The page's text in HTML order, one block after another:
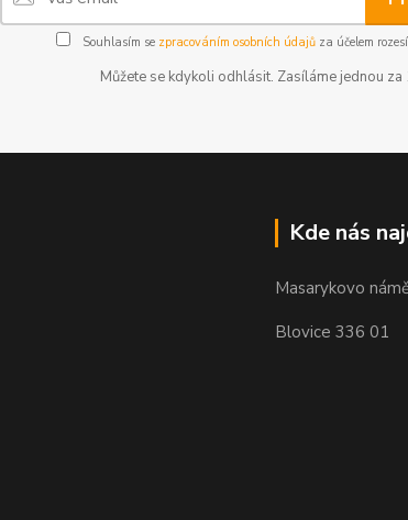
Souhlasím se zpracováním osobních údajůza účelem
Můžete se kdykoli odhlásit. Zasíláme jednou za
Kde nás
Masarykovo
Blovice 336 01